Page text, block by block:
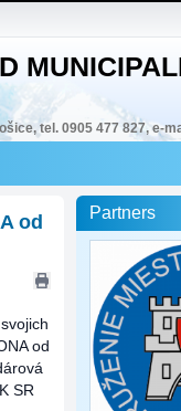
tel. 0905 477 827, e-
od
od
SR
Partners